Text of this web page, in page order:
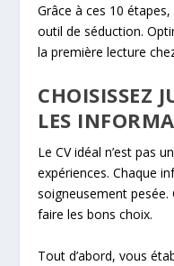
Grâce à ces 10
outil de séduction.
la première lecture
CHOISISSEZ
LES
Le CV idéal n’est pas
expériences. Chaque
soigneusement
faire les bons choix.
Tout d’abord, vous